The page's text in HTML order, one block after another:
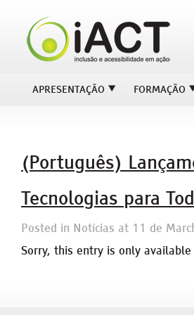
APRESENTAÇÃO FORMAÇÃO
(Português)
Tecnologias para
Posted in Notícias at 11 de
Sorry, this entry is only available